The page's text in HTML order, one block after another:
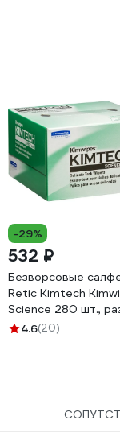
-29%
532 ₽
Безворсовые
Retic Kimtech
Science 280 шт.,
11x21 см WIPE-KC-01
4.6(20)